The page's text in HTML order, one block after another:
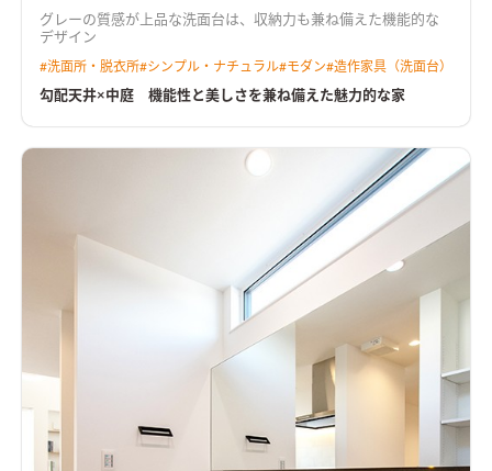
グレーの質感が上品な洗面台は、収納力も兼ね備えた機能的な
デザイン
#洗面所・脱衣所#シンプル・ナチュラル#モダン#造作家具（洗面台）
勾配天井×中庭 機能性と美しさを兼ね備えた魅力的な家